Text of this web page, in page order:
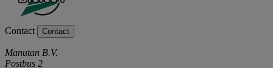
Contact Contact
Manutan B.V.
Postbus 2